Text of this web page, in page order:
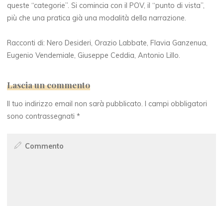
queste “categorie”. Si comincia con il POV, il “punto di vista”,
più che una pratica già una modalità della narrazione.
Racconti di: Nero Desideri, Orazio Labbate, Flavia Ganzenua,
Eugenio Vendemiale, Giuseppe Ceddia, Antonio Lillo.
Lascia un commento
Il tuo indirizzo email non sarà pubblicato. I campi obbligatori
sono contrassegnati*